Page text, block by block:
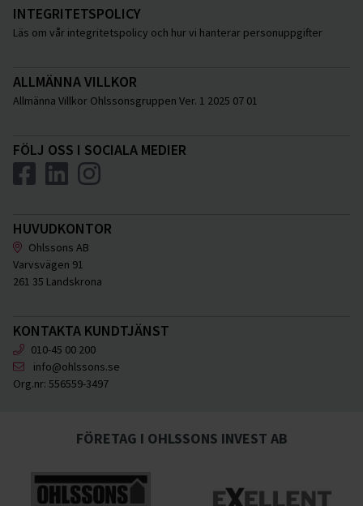
INTEGRITETSPOLICY
Läs om vår integritetspolicy och hur vi hanterar personuppgifter
ALLMÄNNA VILLKOR
Allmänna Villkor Ohlssonsgruppen Ver. 1 2025 07 01
FÖLJ OSS I SOCIALA MEDIER
HUVUDKONTOR
Ohlssons AB
Varvsvägen 91
261 35 Landskrona
KONTAKTA KUNDTJÄNST
010-45 00 200
info@ohlssons.se
Org.nr: 556559-3497
FÖRETAG I OHLSSONS INVEST AB